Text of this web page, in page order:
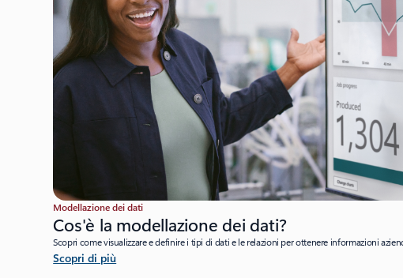
Modellazione dei dati
Cos'è la modellazione dei dati?
Scopri come visualizzare e definire i tipi di dati e le relazioni per ottenere informazioni
Scopri di più